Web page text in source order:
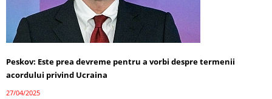
Peskov: Este prea devreme pentru a vorbi despre termenii
acordului privind Ucraina
27/04/2025